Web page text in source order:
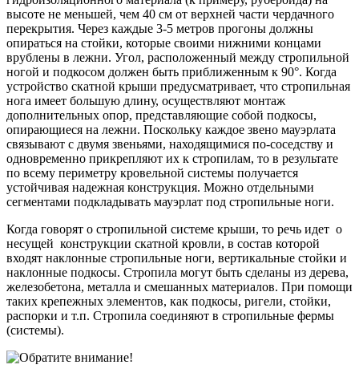
высоте не меньшей, чем 40 см от верхней части чердачного
перекрытия. Через каждые 3-5 метров прогоны должны
опираться на стойки, которые своими нижними концами
врублены в лежни. Угол, расположенный между стропильной
ногой и подкосом должен быть приближенным к 90°. Когда
устройство скатной крыши предусматривает, что стропильная
нога имеет большую длину, осуществляют монтаж
дополнительных опор, представляющие собой подкосы,
опирающиеся на лежни. Поскольку каждое звено мауэрлата
связывают с двумя звеньями, находящимися по-соседству и
одновременно прикрепляют их к стропилам, то в результате
по всему периметру кровельной системы получается
устойчивая надежная конструкция. Можно отдельными
сегментами подкладывать мауэрлат под стропильные ноги.
Когда говорят о стропильной системе крыши, то речь идет о
несущей конструкции скатной кровли, в состав которой
входят наклонные стропильные ноги, вертикальные стойки и
наклонные подкосы. Стропила могут быть сделаны из дерева,
железобетона, металла и смешанных материалов. При помощи
таких крепежных элементов, как подкосы, ригели, стойки,
распорки и т.п. Стропила соединяют в стропильные фермы
(системы).